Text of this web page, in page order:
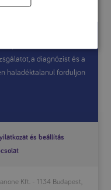
tartalmaz, amelyek célja
a diagnózist és a
haladéktalanul forduljon
és beállítás
Kft. - 1134 Budapest,